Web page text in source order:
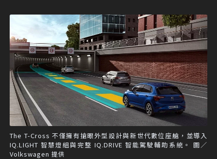
The T-Cross 不僅擁有搶眼外型設計與新世代數位座艙，並導入
IQ.LIGHT 智慧燈組與完整 IQ.DRIVE 智能駕駛輔助系統。 圖／
Volkswagen 提供